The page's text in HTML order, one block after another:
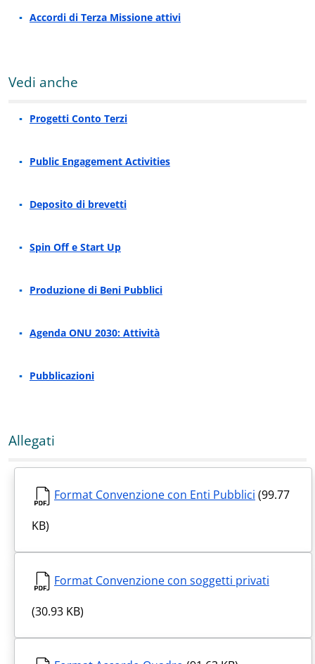
Accordi di Terza Missione attivi
Vedi anche
Progetti Conto Terzi
Public Engagement Activities
Deposito di brevetti
Spin Off e Start Up
Produzione di Beni Pubblici
Agenda ONU 2030: Attività
Pubblicazioni
Allegati
Format Convenzione con Enti Pubblici (99.77
KB)
Format Convenzione con soggetti privati
(30.93 KB)